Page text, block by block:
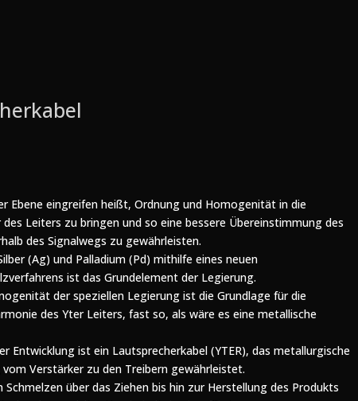
Ebene eingreifen heißt, Ordnung und Homogenität in die
Leiters zu bringen und so eine bessere Übereinstimmung des
des Signalwegs zu gewährleisten.
(Ag) und Palladium (Pd) mithilfe eines neuen
ist das Grundelement der Legierung.
der speziellen Legierung ist die Grundlage für die
des Yter Leiters, fast so, als wäre es eine metallische
Entwicklung ist ein Lautsprecherkabel (YTER), das metallurgische
Verstärker zu den Treibern gewährleistet.
Schmelzen über das Ziehen bis hin zur Herstellung des Produkts